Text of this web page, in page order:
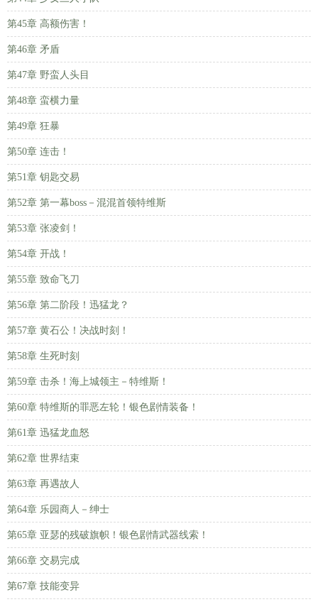
第45章 高额伤害！
第46章 矛盾
第47章 野蛮人头目
第48章 蛮横力量
第49章 狂暴
第50章 连击！
第51章 钥匙交易
第52章 第一幕boss－混混首领特维斯
第53章 张凌剑！
第54章 开战！
第55章 致命飞刀
第56章 第二阶段！迅猛龙？
第57章 黄石公！决战时刻！
第58章 生死时刻
第59章 击杀！海上城领主－特维斯！
第60章 特维斯的罪恶左轮！银色剧情装备！
第61章 迅猛龙血怒
第62章 世界结束
第63章 再遇故人
第64章 乐园商人－绅士
第65章 亚瑟的残破旗帜！银色剧情武器线索！
第66章 交易完成
第67章 技能变异